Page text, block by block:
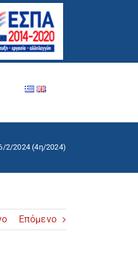
6/2/2024 (4η/2024)
Επόμενο